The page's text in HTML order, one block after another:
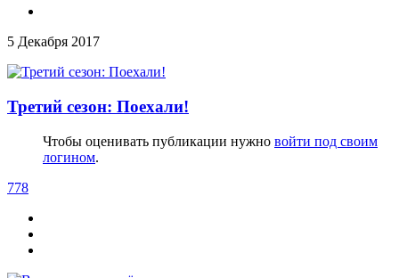
5 Декабря 2017
Третий сезон: Поехали!
Чтобы оценивать публикации нужно войти под своим
логином.
778